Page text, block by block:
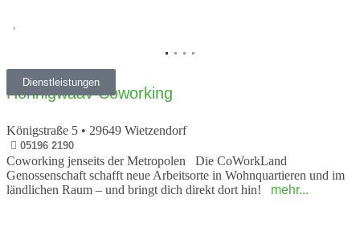
Dienstleistungen
Honnigwaav Coworking
Königstraße 5 • 29649 Wietzendorf
05196 2190
Coworking jenseits der Metropolen Die CoWorkLand
Genossenschaft schafft neue Arbeitsorte in Wohnquartieren und im
ländlichen Raum – und bringt dich direkt dort hin! mehr...